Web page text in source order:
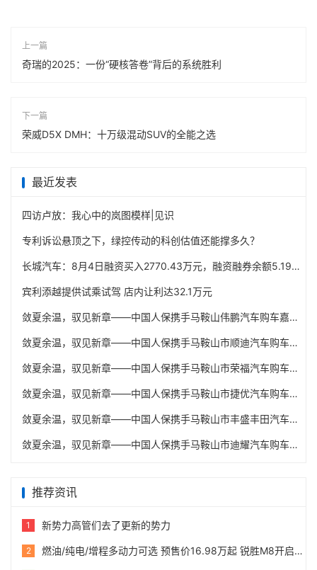
上一篇
奇瑞的2025：一份“硬核答卷”背后的系统胜利
下一篇
荣威D5X DMH：十万级混动SUV的全能之选
最近发表
四访卢放：我心中的岚图模样|见识
专利诉讼悬顶之下，绿控传动的科创估值还能撑多久？
长城汽车：8月4日融资买入2770.43万元，融资融券余额5.19亿元
宾利添越提供试乘试驾 店内让利达32.1万元
敛夏余温，驭见新章——中国人保携手马鞍山伟鹏汽车购车嘉年华
敛夏余温，驭见新章——中国人保携手马鞍山市顺迪汽车购车嘉年华
敛夏余温，驭见新章——中国人保携手马鞍山市荣福汽车购车嘉年华
敛夏余温，驭见新章——中国人保携手马鞍山市捷优汽车购车嘉年华
敛夏余温，驭见新章——中国人保携手马鞍山市丰盛丰田汽车购车嘉年华
敛夏余温，驭见新章——中国人保携手马鞍山市迪耀汽车购车嘉年华
推荐资讯
1 新势力高管们去了更新的势力
2 燃油/纯电/增程多动力可选 预售价16.98万起 锐胜M8开启预售